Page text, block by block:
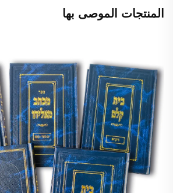
المنتجات الموصى بها